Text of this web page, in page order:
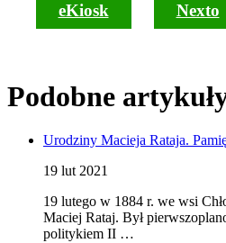
eKiosk Nexto
Podobne
Urodziny Macieja Rataja.
19 lut 2021
19 lutego w 1884 r. we wsi
Maciej Rataj. Był
politykiem II …